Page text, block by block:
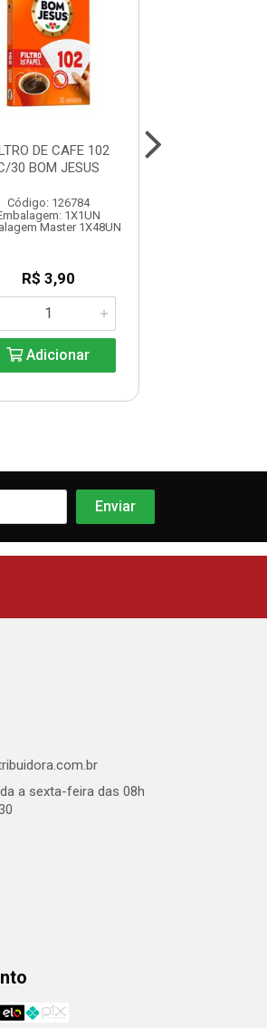
DE CAFE 102
30 BOM JESUS
Código: 126784
1X1UN
Master 1X48UN
R$ 3,90
Adicionar
a sexta-feira das 08h